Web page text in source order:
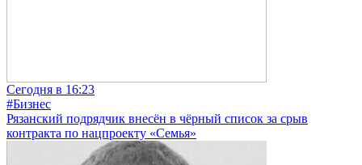
Сегодня в 16:23
#Бизнес
Рязанский подрядчик внесён в чёрный список за срыв
контракта по нацпроекту «Семья»